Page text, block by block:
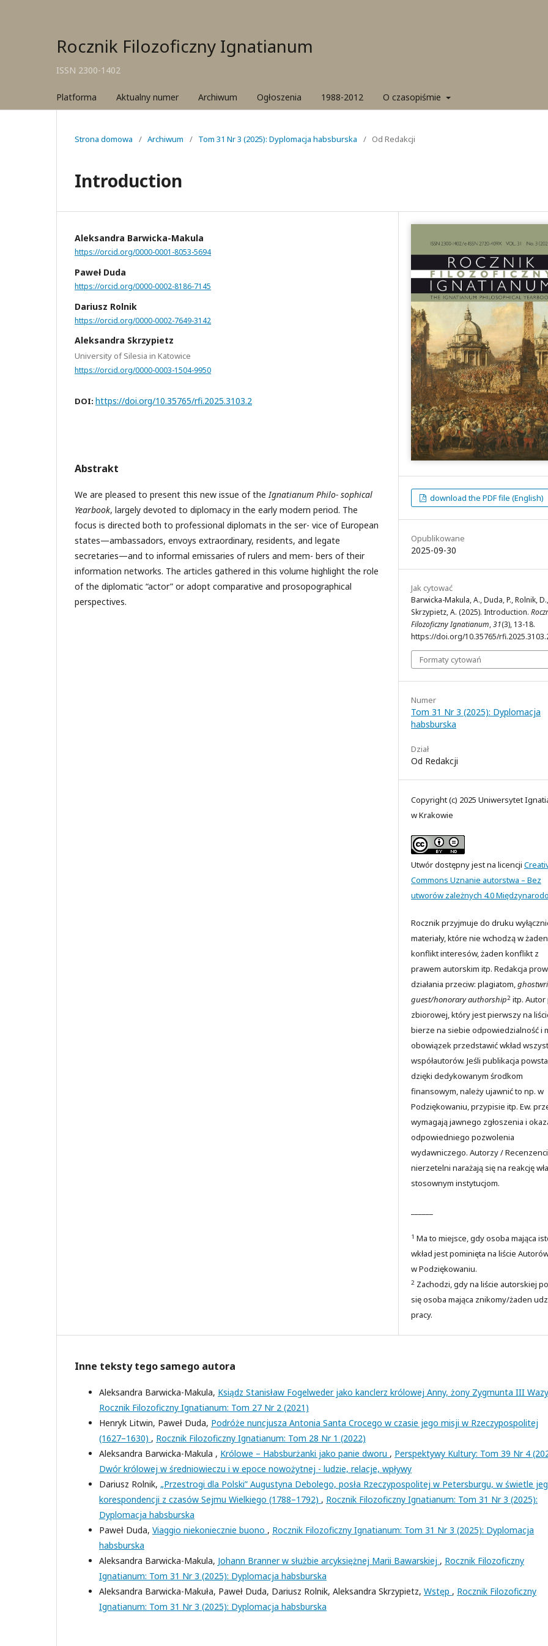
Rocznik Filozoficzny Ignatianum
ISSN 2300-1402
Platforma Aktualny numer Archiwum Ogłoszenia 1988-2012 O czasopiśmie
Strona domowa / Archiwum / Tom 31 Nr 3 (2025): Dyplomacja habsburska / Od Redakcji
Introduction
Aleksandra Barwicka-Makula
https://orcid.org/0000-0001-8053-5694
Paweł Duda
https://orcid.org/0000-0002-8186-7145
Dariusz Rolnik
https://orcid.org/0000-0002-7649-3142
Aleksandra Skrzypietz
University of Silesia in Katowice
https://orcid.org/0000-0003-1504-9950
DOI: https://doi.org/10.35765/rfi.2025.3103.2
Abstrakt
We are pleased to present this new issue of theIgnatianum Philo- sophical
Yearbook, largely devoted to diplomacy in the early modern period. The
focus is directed both to professional diplomats in the ser- vice of European
states—ambassadors, envoys extraordinary, residents, and legate
secretaries—and to informal emissaries of rulers and mem- bers of their
information networks. The articles gathered in this volume highlight the role
of the diplomatic “actor” or adopt comparative and prosopographical
perspectives.
download the PDF file (English)
Opublikowane
2025-09-30
Jak cytować
Barwicka-Makula, A., Duda, P., Rolnik,
Skrzypietz, A. (2025). Introduction.
Filozoficzny Ignatianum,31(3), 13-18.
https://doi.org/10.35765/
Formaty cytowań
Numer
Tom 31 Nr 3 (2025): Dyplomacja
habsburska
Dział
Od Redakcji
Copyright (c) 2025 Uniwersytet
w Krakowie
Utwór dostępny jest na licencji
Commons Uznanie autorstwa – Bez
utworów zależnych 4.0
Rocznik przyjmuje do druku
materiały, które nie wchodzą w żaden
konflikt interesów, żaden konflikt z
prawem autorskim itp. Redakcja
działania przeciw: plagiatom,
guest/honorary authorship2 itp. Autor
zbiorowej, który jest pierwszy na
bierze na siebie odpowiedzialność i
obowiązek przedstawić wkład
współautorów. Jeśli publikacja
dzięki dedykowanym środkom
finansowym, należy ujawnić to np. w
Podziękowaniu, przypisie itp. Ew.
wymagają jawnego zgłoszenia i
odpowiedniego pozwolenia
wydawniczego. Autorzy / Recenzenci
nierzetelni narażają się na reakcję
stosownym instytucjom.
1 Ma to miejsce, gdy osoba mająca
wkład jest pominięta na liście
w Podziękowaniu.
2 Zachodzi, gdy na liście autorskiej
się osoba mająca znikomy/żaden
pracy.
Inne teksty tego samego autora
Aleksandra Barwicka-Makula, Ksiądz Stanisław Fogelweder jako kanclerz królowej Anny, żony Zygmunta III Wazy
Rocznik Filozoficzny Ignatianum: Tom 27 Nr 2 (2021)
Henryk Litwin, Paweł Duda, Podróże nuncjusza Antonia Santa Crocego w czasie jego misji w Rzeczypospolitej
(1627–1630) , Rocznik Filozoficzny Ignatianum: Tom 28 Nr 1 (2022)
Aleksandra Barwicka-Makula , Królowe – Habsburżanki jako panie dworu , Perspektywy Kultury: Tom 39 Nr 4
Dwór królowej w średniowieczu i w epoce nowożytnej - ludzie, relacje, wpływy
Dariusz Rolnik, „Przestrogi dla Polski” Augustyna Debolego, posła Rzeczypospolitej w Petersburgu, w świetle
korespondencji z czasów Sejmu Wielkiego (1788–1792) , Rocznik Filozoficzny Ignatianum: Tom 31 Nr 3 (2025):
Dyplomacja habsburska
Paweł Duda, Viaggio niekoniecznie buono , Rocznik Filozoficzny Ignatianum: Tom 31 Nr 3 (2025): Dyplomacja
habsburska
Aleksandra Barwicka-Makula, Johann Branner w służbie arcyksiężnej Marii Bawarskiej , Rocznik Filozoficzny
Ignatianum: Tom 31 Nr 3 (2025): Dyplomacja habsburska
Aleksandra Barwicka-Makuła, Paweł Duda, Dariusz Rolnik, Aleksandra Skrzypietz, Wstęp , Rocznik Filozoficzny
Ignatianum: Tom 31 Nr 3 (2025): Dyplomacja habsburska